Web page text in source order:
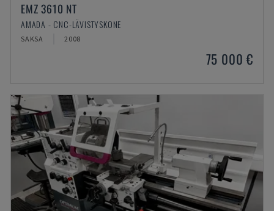
EMZ 3610 NT
AMADA - CNC-LÄVISTYSKONE
SAKSA 2008
75 000 €